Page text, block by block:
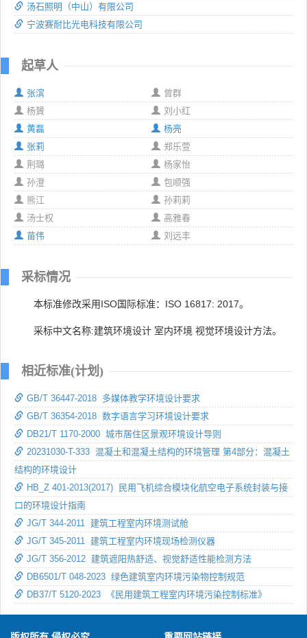
汤石照明（中山）有限公司
宁波赛耐比光电科技有限公司
起草人
张滨
曾群
杨贇
刘小红
黄磊
杨亮
张莉
郑乐萱
荆璐
杨家怡
孙澄
包顺强
熊江
孙莉莉
汤士权
高雅春
苗伟
刘远丰
采标情况
本标准修改采用ISO国际标准：ISO 16817: 2017。
采标中文名称:建筑环境设计 室内环境 视觉环境设计方法。
相近标准(计划)
GB/T 36447-2018 多媒体教学环境设计要求
GB/T 36354-2018 数字语言学习环境设计要求
DB21/T 1170-2000 城市居住区景观环境设计导则
20231030-T-333 混凝土和混凝土结构的环境管理 第4部分：混凝土
结构的环境设计
HB_Z 401-2013(2017) 民用飞机综合模块化航空电子系统封装与接
口的环境设计指南
JG/T 344-2011 建筑工程室内环境测试舱
JG/T 345-2011 建筑工程室内环境现场检测仪器
JG/T 356-2012 建筑遮阳热舒适、视觉舒适性能检测方法
DB6501/T 048-2023 绿色建筑室内环境污染物控制规范
DB37/T 5120-2023 《民用建筑工程室内环境污染控制标准》